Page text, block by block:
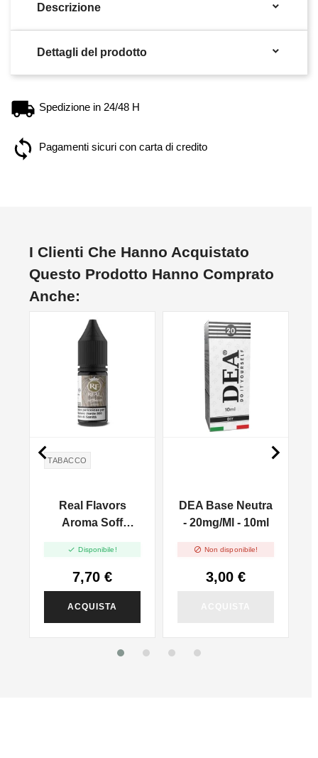
Descrizione 
Dettagli del prodotto 
Spedizione in 24/48 H
Pagamenti sicuri con carta di credito
I Clienti Che Hanno Acquistato
Questo Prodotto Hanno Comprato
Anche:
TABACCO
Real Flavors
Aroma Soff
 Disponibile!
7,70 €
ACQUISTA
DEA Base Neutra
- 20mg/ml - 10ml
 Non disponibile!
3,00 €
NON DISPONIBILE
 